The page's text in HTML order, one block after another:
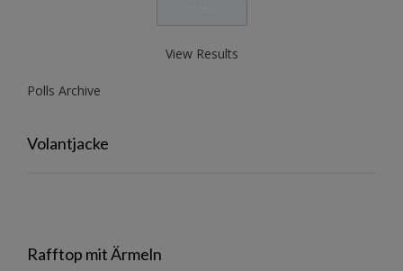
View Results
Polls Archive
Volantjacke
Rafftop mit Ärmeln